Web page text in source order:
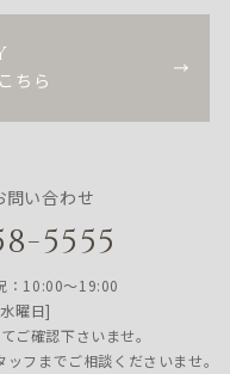
ちら
問い合わせ
5555
10:00〜19:00
曜日]
ご確認下さいませ。
フまでご相談くださいませ。